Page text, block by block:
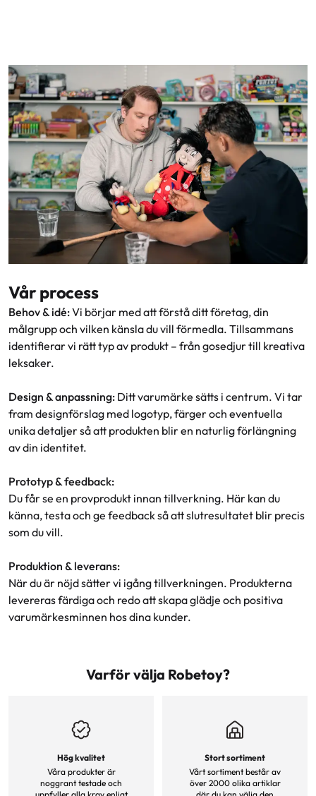
Vår process
Behov & idé:Vi börjar med att förstå ditt företag, din
målgrupp och vilken känsla du vill förmedla. Tillsammans
identifierar vi rätt typ av produkt – från gosedjur till kreativa
leksaker.
Design & anpassning: Ditt varumärke sätts i centrum. Vi tar
fram designförslag med logotyp, färger och eventuella
unika detaljer så att produkten blir en naturlig förlängning
av din identitet.
Prototyp & feedback:
Du får se en provprodukt innan tillverkning. Här kan du
känna, testa och ge feedback så att slutresultatet blir precis
som du vill.
Produktion & leverans:
När du är nöjd sätter vi igång tillverkningen. Produkterna
levereras färdiga och redo att skapa glädje och positiva
varumärkesminnen hos dina kunder.
Varför välja Robetoy?
Hög kvalitet
Våra produkter är
noggrant testade och
Stort sortiment
Vårt sortiment består av
över 2000 olika artiklar